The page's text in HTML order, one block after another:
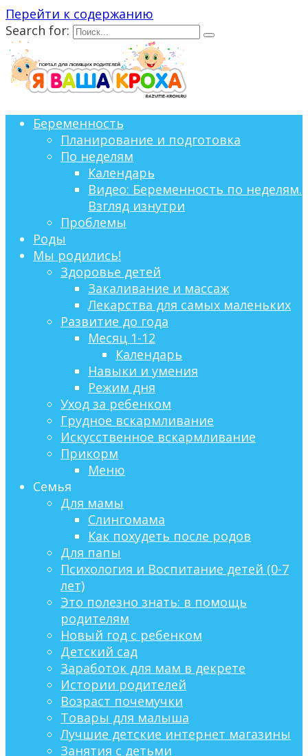
Перейти к содержанию
Search for:
Беременность
Планирование и подготовка
По неделям
Календарь
Видео: Беременность по неделям.
Взгляд изнутри
Проблемы
Роды
Мы родились!
Здоровье детей
Закаливание и массаж
Лекарства для самых маленьких
Развитие до года
Месяц 1-12
Календарь
Навыки и умения
Режим дня
Уход за ребенком
Грудное вскармливание
Искусственное вскармливание
Прикорм
Меню
Семья
Для мамы
Слингомама
Как похудеть после родов
Для папы
Психология и Воспитание детей (0-7
лет)
Это полезно знать: в помощь
родителям
Новый год с ребенком
Детский сад
Заработок для мам в декрете
Истории родителей
Возраст почемучки
Товары для малыша
Лучшие детские интернет магазины
Занятия с детьми